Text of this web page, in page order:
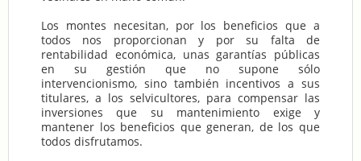
Los montes necesitan, por los beneficios que a
todos nos proporcionan y por su falta de
rentabilidad económica, unas garantías públicas
en su gestión que no supone sólo
intervencionismo, sino también incentivos a sus
titulares, a los selvicultores, para compensar las
inversiones que su mantenimiento exige y
mantener los beneficios que generan, de los que
todos disfrutamos.